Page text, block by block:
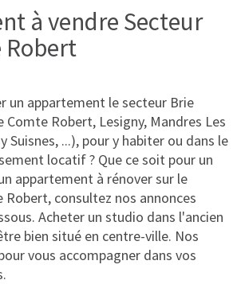
à vendre Secteur
Robert
un appartement le secteur Brie
Comte Robert, Lesigny, Mandres Les
Suisnes, ...), pour y habiter ou dans le
locatif ? Que ce soit pour un
appartement à rénover sur le
consultez nos annonces
Acheter un studio dans l'ancien
bien situé en centre-ville. Nos
vous accompagner dans vos